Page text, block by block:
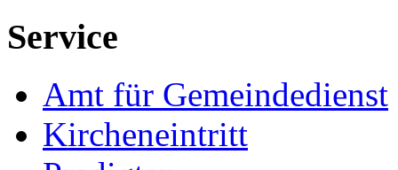
Service
Amt für Gemeindedienst
Kircheneintritt